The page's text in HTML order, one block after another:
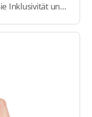
Inklusivität und
Sprachbarrieren